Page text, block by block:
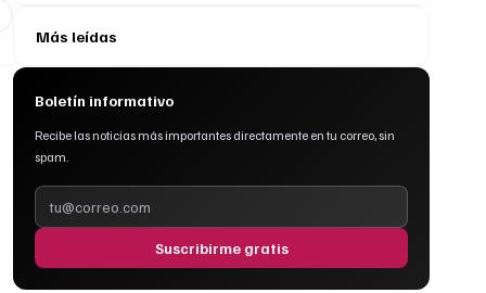
Más leídas
Boletín informativo
Recibe las noticias más importantes directamente en tu correo, sin
spam.
Suscribirme gratis